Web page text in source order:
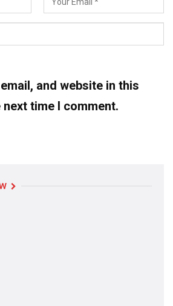
and website in this
time I comment.